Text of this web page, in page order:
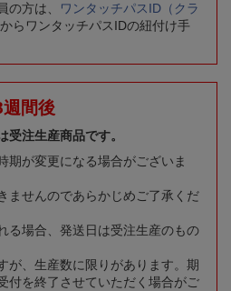
の方は、
ワンタッチパスID（クラ
からワンタッチパスIDの紐付け手
間後
受注生産商品です。
期が変更になる場合がございま
ませんのであらかじめご了承くだ
る場合、発送日は受注生産のもの
が、生産数に限りがあります。期
付を終了させていただく場合がご